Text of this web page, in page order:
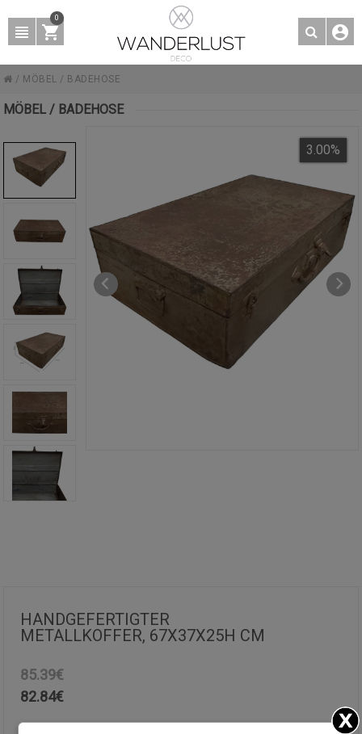
0
/ MÖBEL / BADEHOSE
MÖBEL / BADEHOSE
HANDGEFERTIGTER
METALLKOFFER, 67X37X25H CM
85.39€
3.00%
82.84€